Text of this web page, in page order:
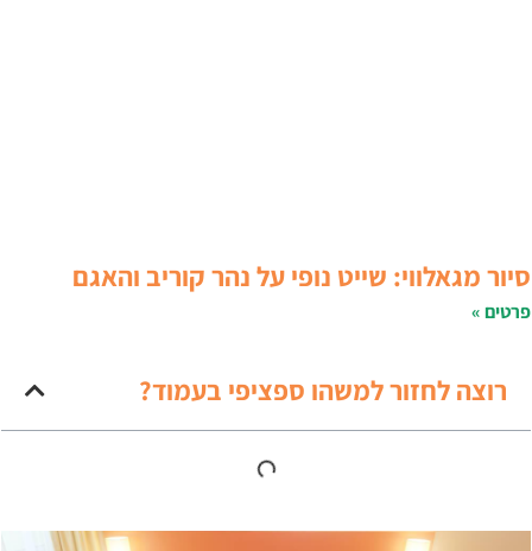
סיור מגאלווי: שייט נופי על נהר קוריב והאגם
פרטים »
רוצה לחזור למשהו ספציפי בעמוד?